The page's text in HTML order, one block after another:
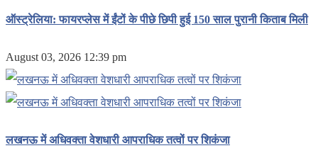
ऑस्ट्रेलिया: फायरप्लेस में ईंटों के पीछे छिपी हुई 150 साल पुरानी किताब मिली
August 03, 2026 12:39 pm
लखनऊ में अधिवक्ता वेशधारी आपराधिक तत्वों पर शिकंजा